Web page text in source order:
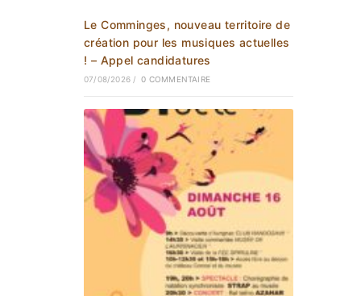
Le Comminges, nouveau territoire de
création pour les musiques actuelles
! – Appel candidatures
07/08/2026 / 0 COMMENTAIRE